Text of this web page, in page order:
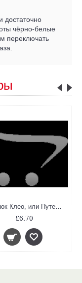
достаточно
чёрно-белые
переключать
£6.70